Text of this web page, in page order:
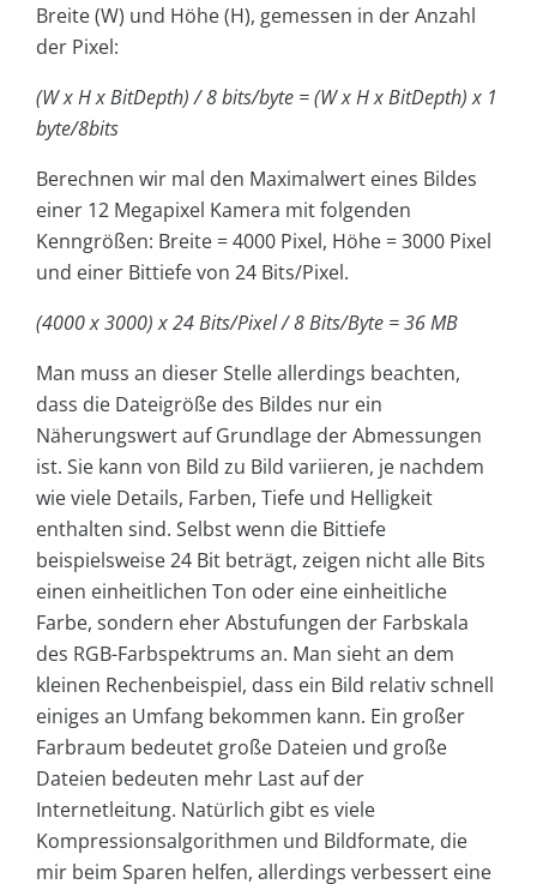
Breite (W) und Höhe (H), gemessen in der Anzahl
der Pixel:
(W x H x BitDepth) / 8 bits/byte = (W x H x BitDepth) x 1
byte/8bits
Berechnen wir mal den Maximalwert eines Bildes
einer 12 Megapixel Kamera mit folgenden
Kenngrößen: Breite = 4000 Pixel, Höhe = 3000 Pixel
und einer Bittiefe von 24 Bits/Pixel.
(4000 x 3000) x 24 Bits/Pixel / 8 Bits/Byte = 36 MB
Man muss an dieser Stelle allerdings beachten,
dass die Dateigröße des Bildes nur ein
Näherungswert auf Grundlage der Abmessungen
ist. Sie kann von Bild zu Bild variieren, je nachdem
wie viele Details, Farben, Tiefe und Helligkeit
enthalten sind. Selbst wenn die Bittiefe
beispielsweise 24 Bit beträgt, zeigen nicht alle Bits
einen einheitlichen Ton oder eine einheitliche
Farbe, sondern eher Abstufungen der Farbskala
des RGB-Farbspektrums an. Man sieht an dem
kleinen Rechenbeispiel, dass ein Bild relativ schnell
einiges an Umfang bekommen kann. Ein großer
Farbraum bedeutet große Dateien und große
Dateien bedeuten mehr Last auf der
Internetleitung. Natürlich gibt es viele
Kompressionsalgorithmen und Bildformate, die
mir beim Sparen helfen, allerdings verbessert eine